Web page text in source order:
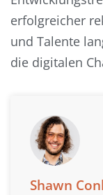
erfolgreicher
und Talente
die digitalen
Shawn